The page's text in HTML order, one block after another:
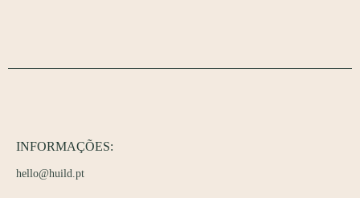
INFORMAÇÕES:
hello@huild.pt